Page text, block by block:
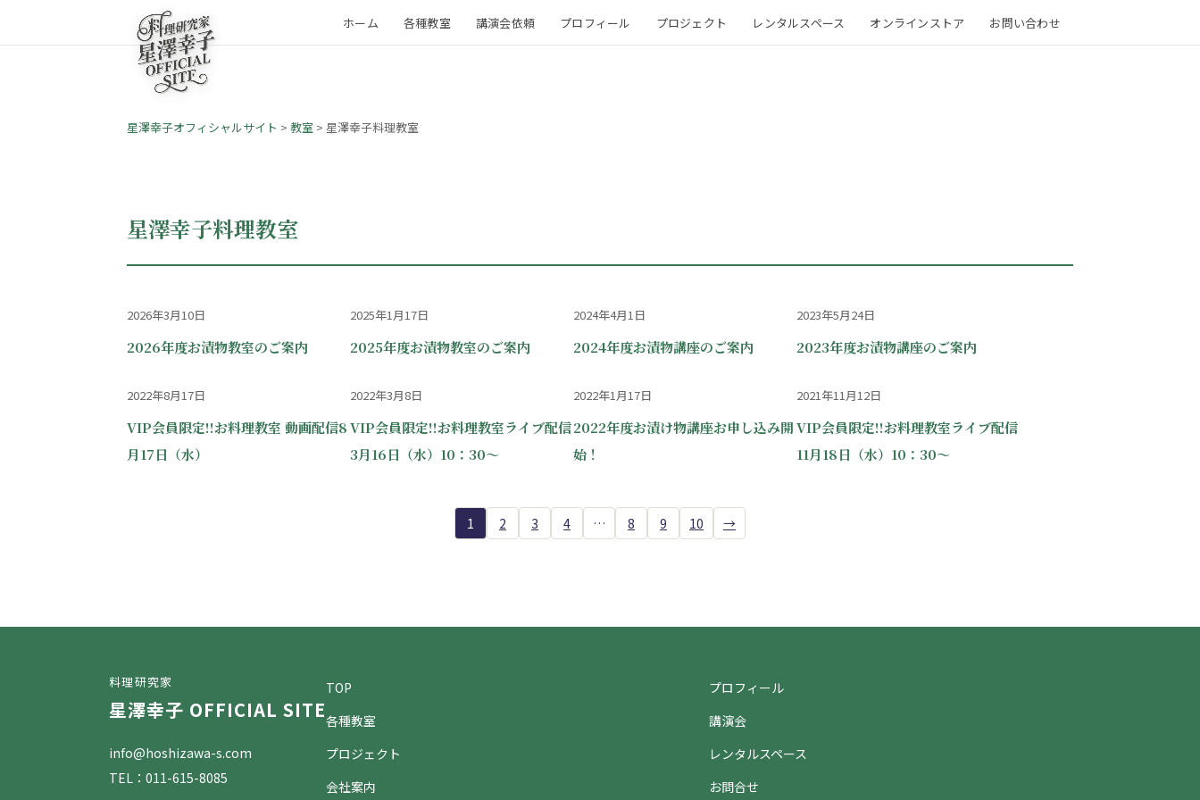
ホーム 各種教室 講演会依頼 プロフィール プロジェクト レンタルスペース オンラインストア お問い合わせ
星澤幸子オフィシャルサイト > 教室 > 星澤幸子料理教室
星澤幸子料理教室
2026年3月10日
2026年度お漬物教室のご案内
2025年1月17日
2025年度お漬物教室のご案内
2024年4月1日
2024年度お漬物講座のご案内
2023年5月24日
2023年度お漬物講座のご案内
2022年8月17日
VIP会員限定!!お料理教室 動画配信8
月17日（水）
2022年3月8日
VIP会員限定!!お料理教室ライブ配信
3月16日（水）10：30～
2022年1月17日
2022年度お漬け物講座お申し込み開
始！
2021年11月12日
VIP会員限定!!お料理教室ライブ配信
11月18日（水）10：30～
1 2 3 4 … 8 9 10 →
料理研究家
星澤幸子 OFFICIAL SITE
info@hoshizawa-s.com
TEL：011-615-8085
TOP
プロフィール
各種教室
講演会
プロジェクト
レンタルスペース
会社案内
お問合せ